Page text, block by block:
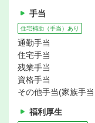
手当
住宅補助（手当）あり
通勤手当
住宅手当
残業手当
資格手当
その他手当(家族手
福利厚生